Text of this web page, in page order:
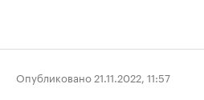
Опубликовано 21.11.2022, 11:57